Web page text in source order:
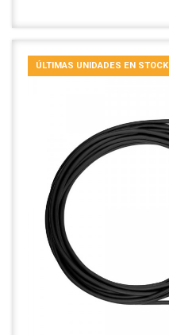
ÚLTIMAS UNIDADES EN STOCK